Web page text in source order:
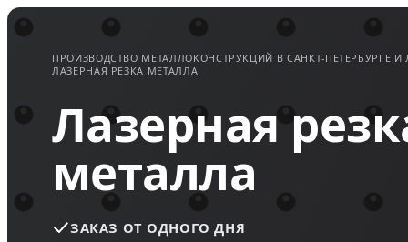
ПРОИЗВОДСТВО МЕТАЛЛОКОНСТРУКЦИЙ В САНКТ-ПЕТЕРБУРГЕ И
ЛАЗЕРНАЯ РЕЗКА МЕТАЛЛА
Лазерная
металла
ЗАКАЗ ОТ ОДНОГО ДНЯ